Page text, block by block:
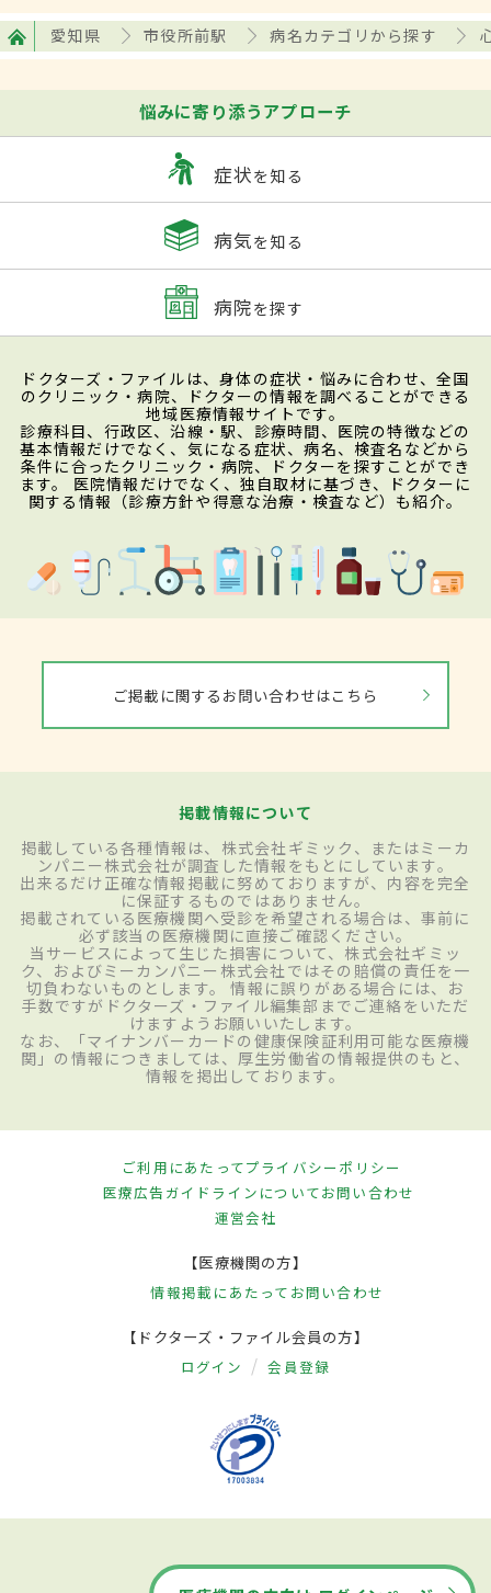
愛知県 市役所前駅 病名カテゴリから探す
悩みに寄り添うアプローチ
症状を知る
病気を知る
病院を探す
ドクターズ・ファイルは、身体の症状・悩みに合わせ、全国
のクリニック・病院、ドクターの情報を調べることができる
地域医療情報サイトです。
診療科目、行政区、沿線・駅、診療時間、医院の特徴などの
基本情報だけでなく、気になる症状、病名、検査名などから
条件に合ったクリニック・病院、ドクターを探すことができ
ます。 医院情報だけでなく、独自取材に基づき、ドクターに
関する情報（診療方針や得意な治療・検査など）も紹介。
ご掲載に関するお問い合わせはこちら
掲載情報について
掲載している各種情報は、株式会社ギミック、またはミーカ
ンパニー株式会社が調査した情報をもとにしています。
出来るだけ正確な情報掲載に努めておりますが、内容を完全
に保証するものではありません。
掲載されている医療機関へ受診を希望される場合は、事前に
必ず該当の医療機関に直接ご確認ください。
当サービスによって生じた損害について、株式会社ギミッ
ク、およびミーカンパニー株式会社ではその賠償の責任を一
切負わないものとします。 情報に誤りがある場合には、お
手数ですがドクターズ・ファイル編集部までご連絡をいただ
けますようお願いいたします。
なお、「マイナンバーカードの健康保険証利用可能な医療機
関」の情報につきましては、厚生労働省の情報提供のもと、
情報を掲出しております。
ご利用にあたってプライバシーポリシー
医療広告ガイドラインについてお問い合わせ
運営会社
【医療機関の方】
情報掲載にあたって お問い合わせ
【ドクターズ・ファイル会員の方】
ログイン 会員登録